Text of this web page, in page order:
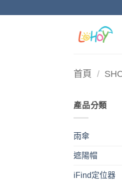
首頁 /
產品分類
雨傘
遮陽帽
iFind定位器